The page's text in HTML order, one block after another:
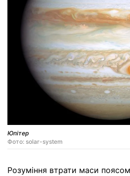
Юпітер
Фото: solar-system
Розуміння втрати маси